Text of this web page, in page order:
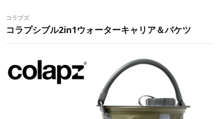
コラプズ
コラプシブル2in1ウォーターキャリア＆バケツ